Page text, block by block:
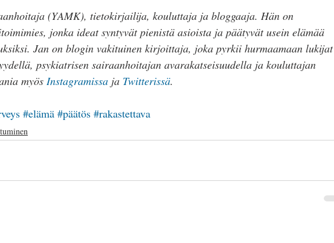
(YAMK), tietokirjailija, kouluttaja ja bloggaaja. Hän on
jonka ideat syntyvät pienistä asioista ja päätyvät usein elämää
Jan on blogin vakituinen kirjoittaja, joka pyrkii hurmaamaan lukijat
psykiatrisen sairaanhoitajan avarakatseisuudella ja kouluttajan
myös Instagramissa ja Twitterissä.
#elämä #päätös #rakastettava